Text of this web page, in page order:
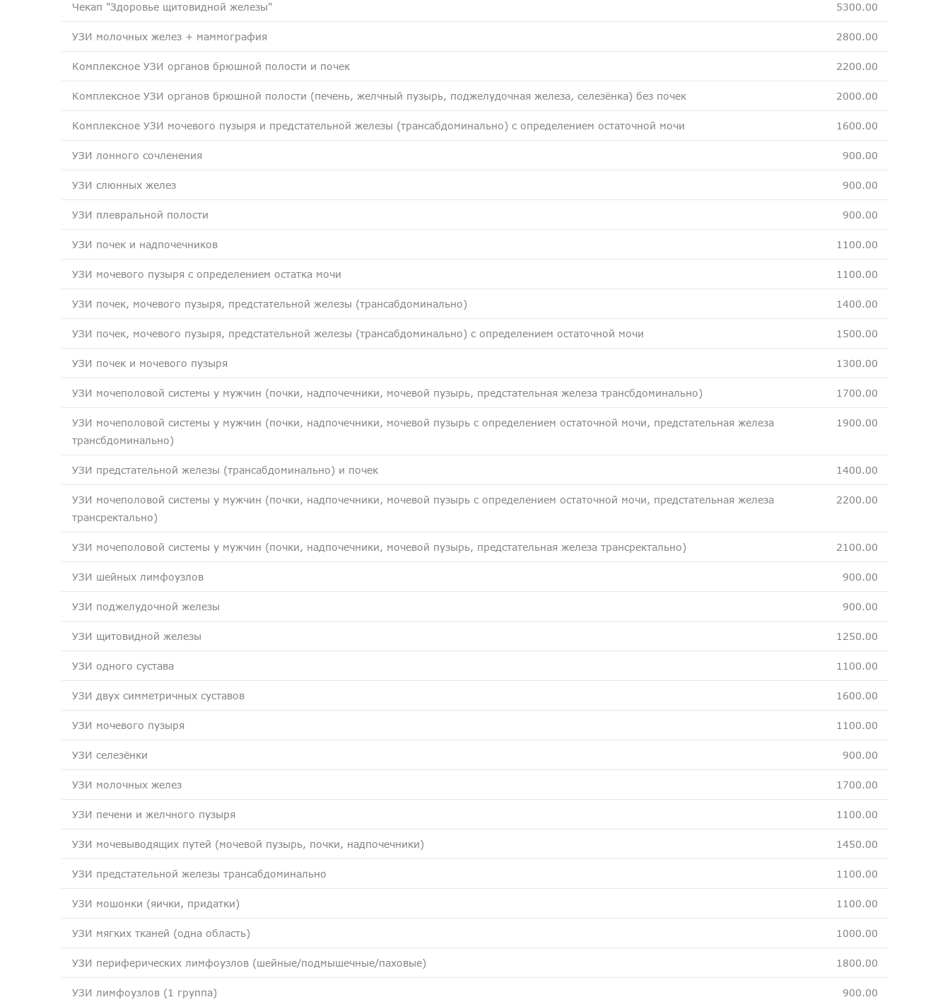
Чекап "Здоровье щитовидной железы" 5300.00
УЗИ молочных желез + маммография 2800.00
Комплексное УЗИ органов брюшной полости и почек 2200.00
Комплексное УЗИ органов брюшной полости (печень, желчный пузырь, поджелудочная железа, селезёнка) без почек 2000.00
Комплексное УЗИ мочевого пузыря и предстательной железы (трансабдоминально) с определением остаточной мочи 1600.00
УЗИ лонного сочленения 900.00
УЗИ слюнных желез 900.00
УЗИ плевральной полости 900.00
УЗИ почек и надпочечников 1100.00
УЗИ мочевого пузыря с определением остатка мочи 1100.00
УЗИ почек, мочевого пузыря, предстательной железы (трансабдоминально) 1400.00
УЗИ почек, мочевого пузыря, предстательной железы (трансабдоминально) с определением остаточной мочи 1500.00
УЗИ почек и мочевого пузыря 1300.00
УЗИ мочеполовой системы у мужчин (почки, надпочечники, мочевой пузырь, предстательная железа трансбдоминально) 1700.00
УЗИ мочеполовой системы у мужчин (почки, надпочечники, мочевой пузырь с определением остаточной мочи, предстательная железа
трансбдоминально)
1900.00
УЗИ предстательной железы (трансабдоминально) и почек 1400.00
УЗИ мочеполовой системы у мужчин (почки, надпочечники, мочевой пузырь с определением остаточной мочи, предстательная железа
трансректально)
2200.00
УЗИ мочеполовой системы у мужчин (почки, надпочечники, мочевой пузырь, предстательная железа трансректально) 2100.00
УЗИ шейных лимфоузлов 900.00
УЗИ поджелудочной железы 900.00
УЗИ щитовидной железы 1250.00
УЗИ одного сустава 1100.00
УЗИ двух симметричных суставов 1600.00
УЗИ мочевого пузыря 1100.00
УЗИ селезёнки 900.00
УЗИ молочных желез 1700.00
УЗИ печени и желчного пузыря 1100.00
УЗИ мочевыводящих путей (мочевой пузырь, почки, надпочечники) 1450.00
УЗИ предстательной железы трансабдоминально 1100.00
УЗИ мошонки (яички, придатки) 1100.00
УЗИ мягких тканей (одна область) 1000.00
УЗИ периферических лимфоузлов (шейные/подмышечные/паховые) 1800.00
УЗИ лимфоузлов (1 группа) 900.00